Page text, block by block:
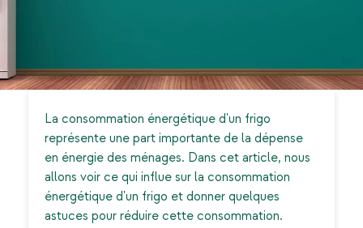
La consommation énergétique d'un frigo
représente une part importante de la dépense
en énergie des ménages. Dans cet article, nous
allons voir ce qui influe sur la consommation
énergétique d'un frigo et donner quelques
astuces pour réduire cette consommation.